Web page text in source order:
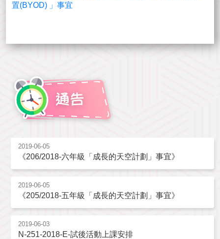
置(BYOD) 」事宜
2019-06-05
《206/2018-六年級「成長的天空計劃」事宜》
2019-06-05
《205/2018-五年級「成長的天空計劃」事宜》
2019-06-03
N-251-2018-E-試後活動上課安排